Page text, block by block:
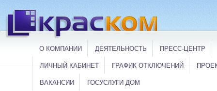
О КОМПАНИИ ДЕЯТЕЛЬНОСТЬ ПРЕСС-ЦЕНТР
ЛИЧНЫЙ КАБИНЕТ ГРАФИК ОТКЛЮЧЕНИЙ
ВАКАНСИИ ГОСУСЛУГИ ДОМ